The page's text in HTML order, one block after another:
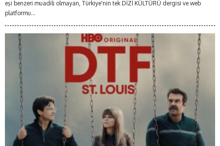
eşi benzeri muadili olmayan, Türkiye'nin tek DİZİ KÜLTÜRÜ dergisi ve web
platformu...